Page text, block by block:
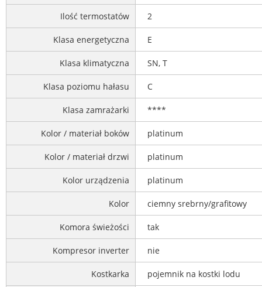
Ilość termostatów 2
Klasa energetyczna E
Klasa klimatyczna SN, T
Klasa poziomu hałasu C
Klasa zamrażarki ****
Kolor / materiał boków platinum
Kolor / materiał drzwi platinum
Kolor urządzenia platinum
Kolor ciemny srebrny/grafitowy
Komora świeżości tak
Kompresor inverter nie
Kostkarka pojemnik na kostki lodu